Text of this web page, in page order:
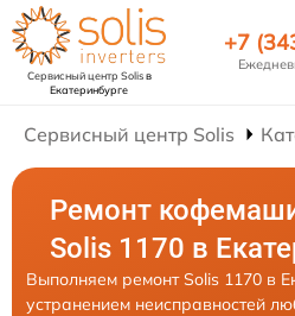
Сервисный центр Solisв
Екатеринбурге
+7
Сервисный центр Solis
Ремонт
Solis 1170 в
Выполняем ремонт Solis 1170 в
устранением неисправностей